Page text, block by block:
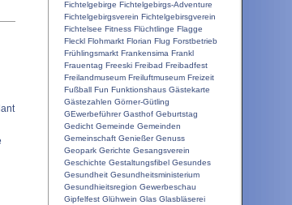
Fichtelgebirge Fichtelgebirgs-Adventure
Fichtelgebirgsverein Fichtelgebirsgverein
Fichtelsee Fitness Flüchtlinge Flagge
Fleckl Flohmarkt Florian Flug Forstbetrieb
Frühlingsmarkt Frankensima Frankl
Frauentag Freeski Freibad Freibadfest
Freilandmuseum Freiluftmuseum Freizeit
Fußball Fun Funktionshaus Gästekarte
Gästezahlen Görner-Gütling
GEwerbeführer Gasthof Geburtstag
Gedicht Gemeinde Gemeinden
Gemeinschaft Genießer Genuss
Geopark Gerichte Gesangsverein
Geschichte Gestaltungsfibel Gesundes
Gesundheit Gesundheitsministerium
Gesundhieitsregion Gewerbeschau
Gipfelfest Glühwein Glas Glasbläserei